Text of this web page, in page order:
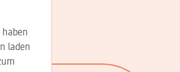
haben
laden